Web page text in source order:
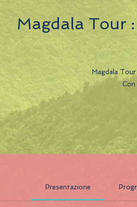
Magdala Tour
Magdala
Con
Presentazione